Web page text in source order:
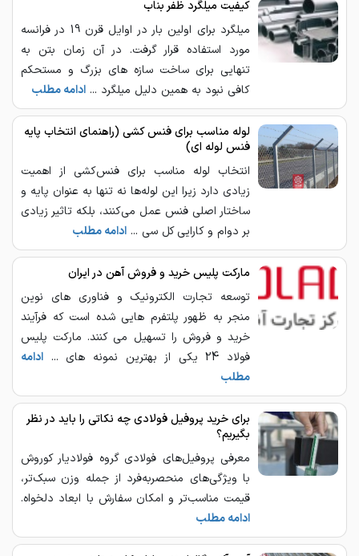
کیفیت میلگرد ظفر بناب
میلگرد برای اولین بار در اوایل قرن 19 در فرانسه
مورد استفاده قرار گرفت. در آن زمان بتن به
تنهایی برای ساخت سازه های بزرگ و مستحکم
کافی نبود به همین دلیل میلگرد ... ادامه مطلب
لوله مناسب برای فنس کشی (راهنمای انتخاب پایه
فنس لوله ای)
انتخاب لوله مناسب برای فنس‌کشی از اهمیت
زیادی دارد زیرا این لوله‌ها نه تنها به عنوان پایه و
ساختار اصلی فنس عمل می‌کنند، بلکه تاثیر زیادی
بر دوام و کارایی کل سی ... ادامه مطلب
مارکت پلیس خرید و فروش آهن در ایران
توسعه تجارت الکترونیک و فناوری ‌های نوین
منجر به ظهور پلتفرم‌ هایی شده است که فرآیند
خرید و فروش را تسهیل می ‌کنند. مارکت پلیس
فولاد 24 یکی از بهترین نمونه‌ های ...
ادامه
مطلب
برای خرید پروفیل فولادی چه نکاتی را باید در نظر
بگیریم؟
معرفی پروفیل‌های فولادی گروه فولادیار کوروش
با ویژگی‌های منحصربه‌فرد از جمله وزن سبک‌تر،
قیمت مناسب‌تر و امکان سفارش با ابعاد دلخواه.
ادامه مطلب